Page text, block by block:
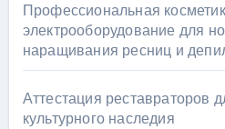
Профессиональная
электрооборудование для
наращивания ресниц и
Аттестация реставраторов
культурного наследия